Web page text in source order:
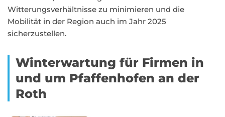
Witterungsverhältnisse zu minimieren und die
Mobilität in der Region auch im Jahr 2025
sicherzustellen.
Winterwartung für Firmen in
und um Pfaffenhofen an der
Roth